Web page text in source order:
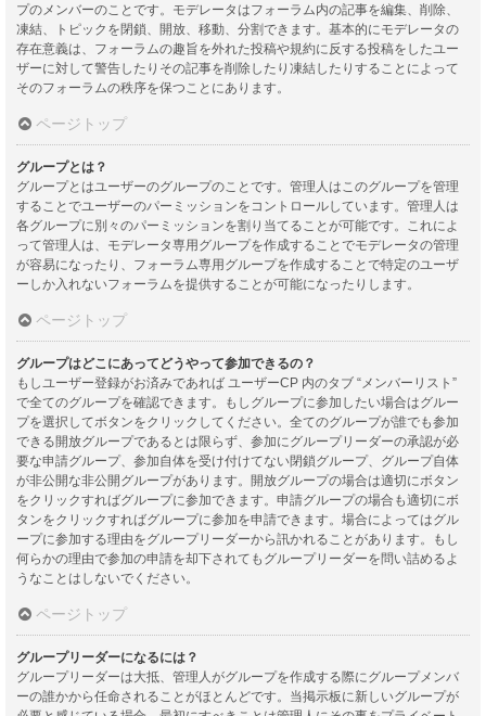
プのメンバーのことです。モデレータはフォーラム内の記事を編集、削除、
凍結、トピックを閉鎖、開放、移動、分割できます。基本的にモデレータの
存在意義は、フォーラムの趣旨を外れた投稿や規約に反する投稿をしたユー
ザーに対して警告したりその記事を削除したり凍結したりすることによって
そのフォーラムの秩序を保つことにあります。
ページトップ
グループとは？
グループとはユーザーのグループのことです。管理人はこのグループを管理
することでユーザーのパーミッションをコントロールしています。管理人は
各グループに別々のパーミッションを割り当てることが可能です。これによ
って管理人は、モデレータ専用グループを作成することでモデレータの管理
が容易になったり、フォーラム専用グループを作成することで特定のユーザ
ーしか入れないフォーラムを提供することが可能になったりします。
ページトップ
グループはどこにあってどうやって参加できるの？
もしユーザー登録がお済みであれば ユーザーCP 内のタブ “メンバーリスト”
で全てのグループを確認できます。もしグループに参加したい場合はグルー
プを選択してボタンをクリックしてください。全てのグループが誰でも参加
できる開放グループであるとは限らず、参加にグループリーダーの承認が必
要な申請グループ、参加自体を受け付けてない閉鎖グループ、グループ自体
が非公開な非公開グループがあります。開放グループの場合は適切にボタン
をクリックすればグループに参加できます。申請グループの場合も適切にボ
タンをクリックすればグループに参加を申請できます。場合によってはグル
ープに参加する理由をグループリーダーから訊かれることがあります。もし
何らかの理由で参加の申請を却下されてもグループリーダーを問い詰めるよ
うなことはしないでください。
ページトップ
グループリーダーになるには？
グループリーダーは大抵、管理人がグループを作成する際にグループメンバ
ーの誰かから任命されることがほとんどです。当掲示板に新しいグループが